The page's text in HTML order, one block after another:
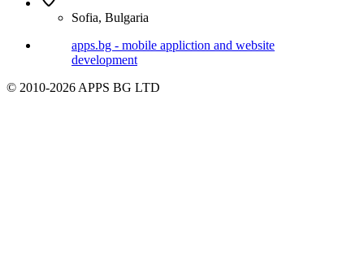
Sofia, Bulgaria
apps.bg - mobile appliction and website
development
© 2010-2026 APPS BG LTD